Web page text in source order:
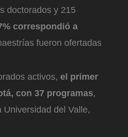
doctorados y 215
correspondió a
fueron ofertadas
activos, el primer
con 37 programas,
del Valle,